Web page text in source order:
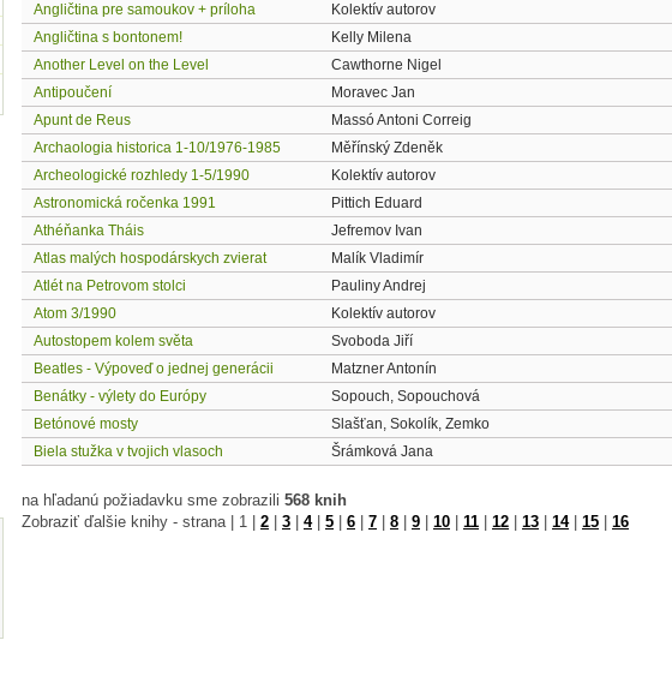
Angličtina pre samoukov + príloha Kolektív autorov
Angličtina s bontonem! Kelly Milena
Another Level on the Level Cawthorne Nigel
Antipoučení Moravec Jan
Apunt de Reus Massó Antoni Correig
Archaologia historica 1-10/1976-1985 Měřínský Zdeněk
Archeologické rozhledy 1-5/1990 Kolektív autorov
Astronomická ročenka 1991 Pittich Eduard
Athéňanka Tháis Jefremov Ivan
Atlas malých hospodárskych zvierat Malík Vladimír
Atlét na Petrovom stolci Pauliny Andrej
Atom 3/1990 Kolektív autorov
Autostopem kolem světa Svoboda Jiří
Beatles - Výpoveď o jednej generácii Matzner Antonín
Benátky - výlety do Európy Sopouch, Sopouchová
Betónové mosty Slašťan, Sokolík, Zemko
Biela stužka v tvojich vlasoch Šrámková Jana
na hľadanú požiadavku sme zobrazili 568 knih
Zobraziť ďalšie knihy - strana | 1 2 3 4| 5 6 7 8 9 10 11 12 13 14| 15 16